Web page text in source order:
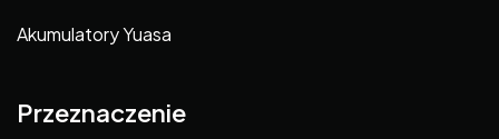
Akumulatory Yuasa
Przeznaczenie